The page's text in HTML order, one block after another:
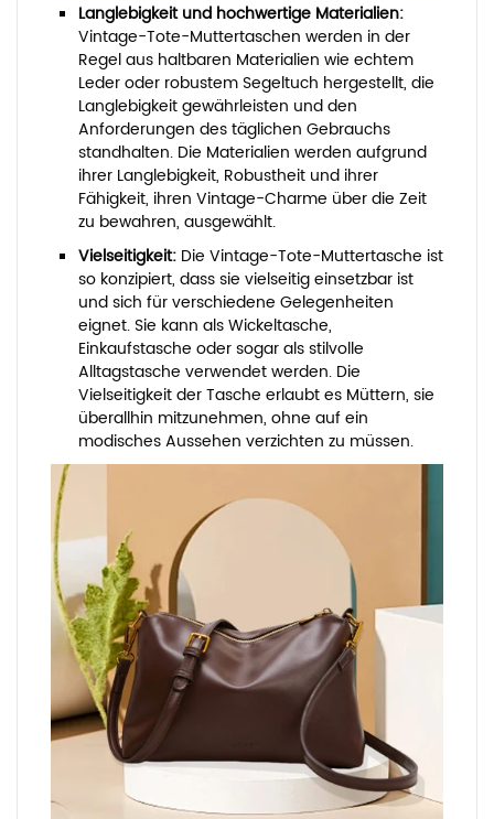
Langlebigkeit und hochwertige Materialien:
Vintage-Tote-Muttertaschen werden in der
Regel aus haltbaren Materialien wie echtem
Leder oder robustem Segeltuch hergestellt, die
Langlebigkeit gewährleisten und den
Anforderungen des täglichen Gebrauchs
standhalten. Die Materialien werden aufgrund
ihrer Langlebigkeit, Robustheit und ihrer
Fähigkeit, ihren Vintage-Charme über die Zeit
zu bewahren, ausgewählt.
Vielseitigkeit: Die Vintage-Tote-Muttertasche ist
so konzipiert, dass sie vielseitig einsetzbar ist
und sich für verschiedene Gelegenheiten
eignet. Sie kann als Wickeltasche,
Einkaufstasche oder sogar als stilvolle
Alltagstasche verwendet werden. Die
Vielseitigkeit der Tasche erlaubt es Müttern, sie
überallhin mitzunehmen, ohne auf ein
modisches Aussehen verzichten zu müssen.